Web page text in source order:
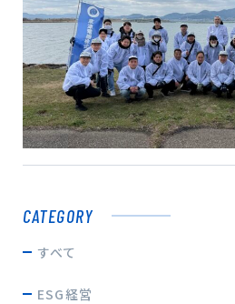
当社に関するお問い合わせ
プライバシーポリシー
サイトマップ
CATEGORY
すべて
ESG経営